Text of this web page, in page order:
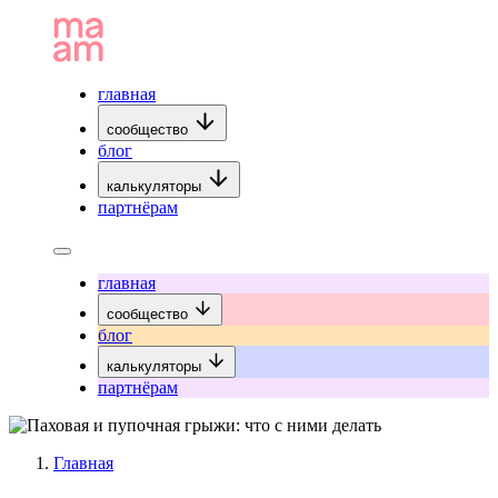
главная
сообщество
блог
калькуляторы
партнёрам
главная
сообщество
блог
калькуляторы
партнёрам
Главная